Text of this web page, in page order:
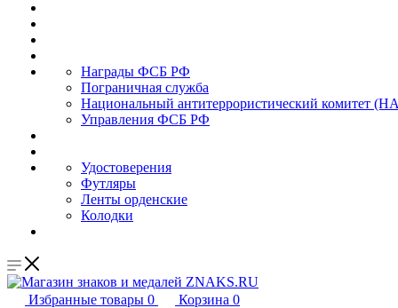
Награды ФСБ РФ
Пограничная служба
Национальный антитеррористический комитет
Управления ФСБ РФ
Удостоверения
Футляры
Ленты орденские
Колодки
Избранные товары 0 Корзина 0